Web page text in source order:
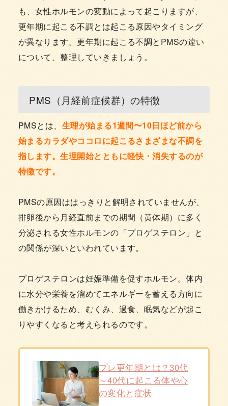
も、女性ホルモンの変動によって起こりますが、
更年期に起こる不調とは起こる原因やタイミング
が異なります。更年期に起こる不調とPMSの違い
について、整理していきましょう。
PMS（月経前症候群）の特徴
PMSとは、 生理が始まる1週間〜10日ほど前から
始まるカラダやココロに起こるさまざまな不調を
指します。生理開始とともに軽快・消失するのが
特徴です。
PMSの原因ははっきりと解明されていませんが、
排卵後から月経直前までの期間（黄体期）に多く
分泌される女性ホルモンの「プロゲステロン」と
の関係が深いといわれています。
プロゲステロンは妊娠準備を促すホルモン。体内
に水分や栄養を溜めてエネルギーを蓄える方向に
働きかけるため、むくみ、過食、眠気などが起こ
りやすくなると考えられるのです。
プレ更年期とは？30代
～40代に起こる体や心
の変化と症状